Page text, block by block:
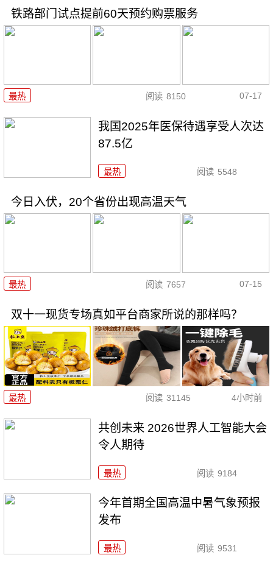
铁路部门试点提前60天预约购票服务
最热 阅读 8150 07-17
我国2025年医保待遇享受人次达
87.5亿
最热 阅读 5548
今日入伏，20个省份出现高温天气
最热 阅读 7657 07-15
双十一现货专场真如平台商家所说的那样吗？
最热 阅读 31145 4小时前
共创未来 2026世界人工智能大会
令人期待
最热 阅读 9184
今年首期全国高温中暑气象预报
发布
最热 阅读 9531